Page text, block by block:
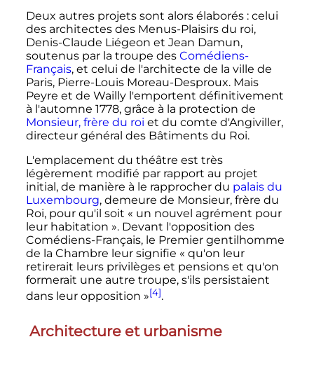
Deux autres projets sont alors élaborés : celui
des architectes des Menus-Plaisirs du roi,
Denis-Claude Liégeon et Jean Damun,
soutenus par la troupe des Comédiens-
Français, et celui de l'architecte de la ville de
Paris, Pierre-Louis Moreau-Desproux. Mais
Peyre et de Wailly l'emportent définitivement
à l'automne 1778, grâce à la protection de
Monsieur, frère du roi et du comte d'Angiviller,
directeur général des Bâtiments du Roi.
L'emplacement du théâtre est très
légèrement modifié par rapport au projet
initial, de manière à le rapprocher du palais du
Luxembourg, demeure de Monsieur, frère du
Roi, pour qu'il soit « un nouvel agrément pour
leur habitation ». Devant l'opposition des
Comédiens-Français, le Premier gentilhomme
de la Chambre leur signifie « qu'on leur
retirerait leurs privilèges et pensions et qu'on
formerait une autre troupe, s'ils persistaient
dans leur opposition »[4].
Architecture et urbanisme